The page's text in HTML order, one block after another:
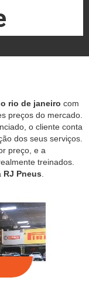
rio de janeiro com
preços do mercado.
o cliente conta
dos seus serviços.
preço, e a
treinados.
RJ Pneus